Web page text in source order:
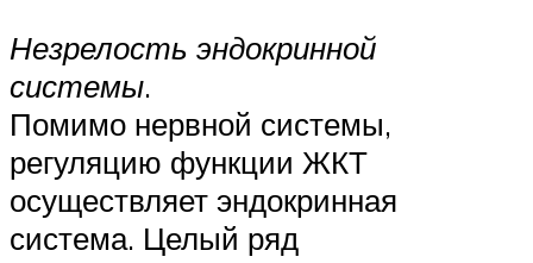
Незрелость эндокринной
системы.
Помимо нервной системы,
регуляцию функции ЖКТ
осуществляет эндокринная
система. Целый ряд